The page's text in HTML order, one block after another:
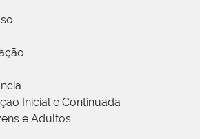
Inicial e Continuada
e Adultos